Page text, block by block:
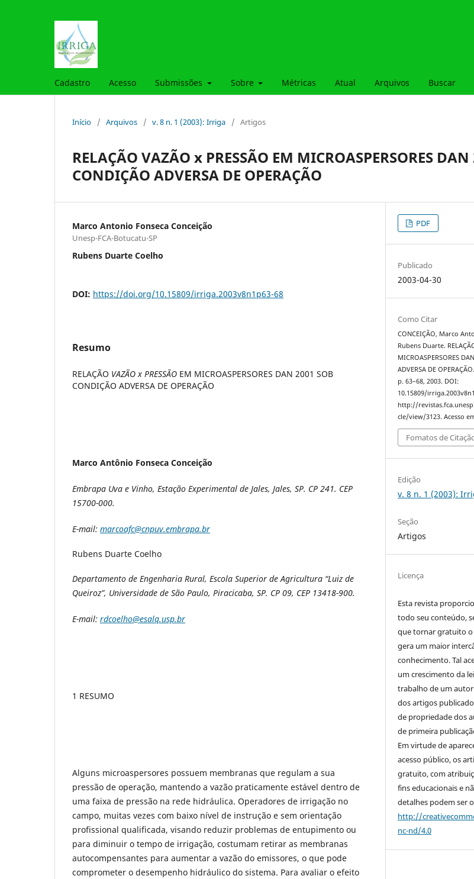
Cadastro Acesso Submissões Sobre Métricas Atual Arquivos Buscar
Início / Arquivos / v. 8 n. 1 (2003): Irriga / Artigos
RELAÇÃO VAZÃO x PRESSÃO EM MICROASPERSORES DAN
CONDIÇÃO ADVERSA DE OPERAÇÃO
Marco Antonio Fonseca Conceição
Unesp-FCA-Botucatu-SP
Rubens Duarte Coelho
DOI: https://doi.org/10.15809/irriga.2003v8n1p63-68
Resumo
RELAÇÃO VAZÃO x PRESSÃO EM MICROASPERSORES DAN 2001 SOB
CONDIÇÃO ADVERSA DE OPERAÇÃO
Marco Antônio Fonseca Conceição
Embrapa Uva e Vinho, Estação Experimental de Jales, Jales, SP. CP 241. CEP
15700-000.
E-mail: marcoafc@cnpuv.embrapa.br
Rubens Duarte Coelho
Departamento de Engenharia Rural, Escola Superior de Agricultura “Luiz de
Queiroz”, Universidade de São Paulo, Piracicaba, SP. CP 09, CEP 13418-900.
E-mail: rdcoelho@esalq.usp.br
1 RESUMO
Alguns microaspersores possuem membranas que regulam a sua
pressão de operação, mantendo a vazão praticamente estável dentro de
uma faixa de pressão na rede hidráulica. Operadores de irrigação no
campo, muitas vezes com baixo nível de instrução e sem orientação
profissional qualificada, visando reduzir problemas de entupimento ou
para diminuir o tempo de irrigação, costumam retirar as membranas
autocompensantes para aumentar a vazão do emissores, o que pode
comprometer o desempenho hidráulico do sistema. Para avaliar o efeito
PDF
Publicado
2003-04-30
Como Citar
CONCEIÇÃO, Marco
Rubens Duarte.
MICROASPERSORES
ADVERSA DE
p. 63–68, 2003. DOI:
10.15809/
http://
cle/view/3123. Acesso
Fomatos de
Edição
v. 8 n. 1 (2003):
Seção
Artigos
Licença
Esta revista
todo seu conteúdo,
que tornar gratuito o
gera um maior
conhecimento. Tal
um crescimento da
trabalho de um
dos artigos
de propriedade dos
de primeira
Em virtude de
acesso público, os
gratuito, com
fins educacionais e
detalhes podem ser
http://
nc-nd/4.0